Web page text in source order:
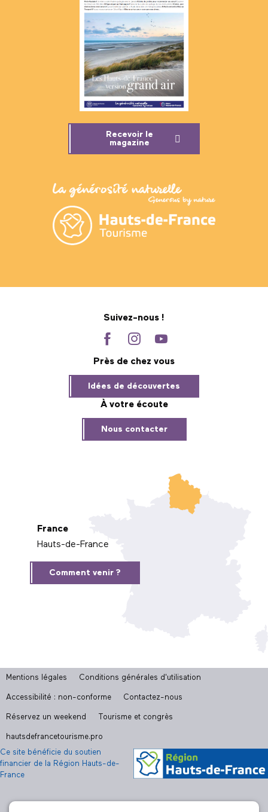
Recevoir le
magazine
Suivez-nous !
Près de chez vous
Idées de découvertes
À votre écoute
Nous contacter
France
Hauts-de-France
Comment venir ?
Mentions légales Conditions générales d'utilisation
Accessibilité : non-conforme Contactez-nous
Réservez un weekend Tourisme et congrès
hautsdefrancetourisme.pro
Ce site bénéficie du soutien
financier de la Région Hauts-de-
France